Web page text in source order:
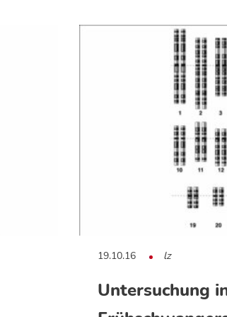
19.10.16 lz
Untersuchung